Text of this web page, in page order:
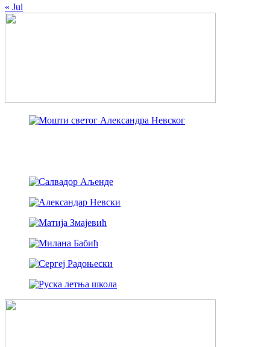
« Jul